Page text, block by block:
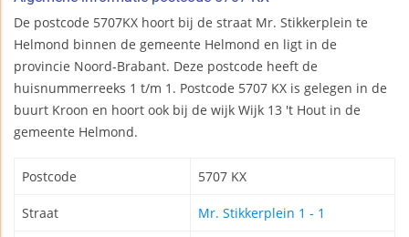
De postcode 5707KX hoort bij de straat Mr. Stikkerplein te
Helmond binnen de gemeente Helmond en ligt in de
provincie Noord-Brabant. Deze postcode heeft de
huisnummerreeks 1 t/m 1. Postcode 5707 KX is gelegen in de
buurt Kroon en hoort ook bij de wijk Wijk 13 't Hout in de
gemeente Helmond.
Postcode 5707 KX
Straat Mr. Stikkerplein 1 - 1